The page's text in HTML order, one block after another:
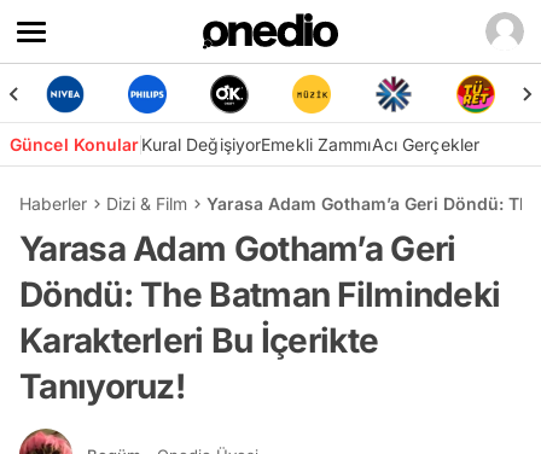
Güncel KonularKural DeğişiyorEmekli ZammıAcı Gerçekler
Haberler Dizi & Film Yarasa Adam Gotham’a Geri Döndü:
Yarasa Adam Gotham’a Geri
Döndü: The Batman Filmindeki
Karakterleri Bu İçerikte
Tanıyoruz!